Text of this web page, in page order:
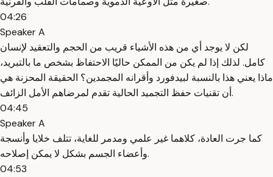
04:26
Speaker A
لكن لا يوجد أي من هذه الأشياء قريب من الحجم والتعقيد لإنسان
كامل. لذلك إذا لم يكن من الممكن حاليًا الاحتفاظ بشخص ما بالتبريد،
ماذا يعني هذا بالنسبة لبيدفورد وأقرانه المجمدين؟ الحقيقة المحزنة هي
أن تقنيات حفظ التجميد الحالية تقدم لمرضاهم الأمل الزائف.
04:45
Speaker A
كما جرت العادة، كلاهما غير علمي ومدمر للغاية، تتلف خلايا وأنسجة
وأعضاء الجسم بشكل لا يمكن إصلاحه.
04:53